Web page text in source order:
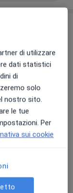
controllo
di utilizzare
dati statistici
di
solo
nostro sito.
le tue
Per
sui cookie